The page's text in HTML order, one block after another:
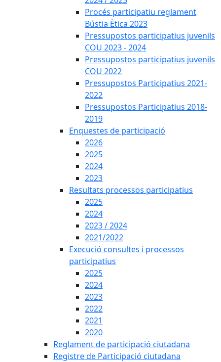
Procés participatiu reglament
Bústia Ètica 2023
Pressupostos participatius juvenils
COU 2023 - 2024
Pressupostos participatius juvenils
COU 2022
Pressupostos Participatius 2021-
2022
Pressupostos Participatius 2018-
2019
Enquestes de participació
2026
2025
2024
2023
Resultats processos participatius
2025
2024
2023 / 2024
2021/2022
Execució consultes i processos
participatius
2025
2024
2023
2022
2021
2020
Reglament de participació ciutadana
Registre de Participació ciutadana